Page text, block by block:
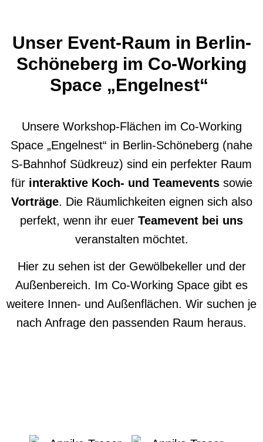
Unser Event-Raum in Berlin-
Schöneberg im Co-Working
Space „Engelnest“
Unsere Workshop-Flächen im Co-Working
Space „Engelnest“ in Berlin-Schöneberg (nahe
S-Bahnhof Südkreuz) sind ein perfekter Raum
für interaktive Koch- und Teamevents sowie
Vorträge. Die Räumlichkeiten eignen sich also
perfekt, wenn ihr euer Teamevent bei uns
veranstalten möchtet.
Hier zu sehen ist der Gewölbekeller und der
Außenbereich. Im Co-Working Space gibt es
weitere Innen- und Außenflächen. Wir suchen je
nach Anfrage den passenden Raum heraus.